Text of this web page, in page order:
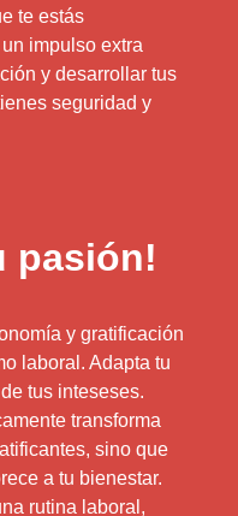
te estás
impulso extra
y desarrollar tus
seguridad y
pasión!
y gratificación
laboral. Adapta tu
tus inteseses.
transforma
sino que
a tu bienestar.
rutina laboral,